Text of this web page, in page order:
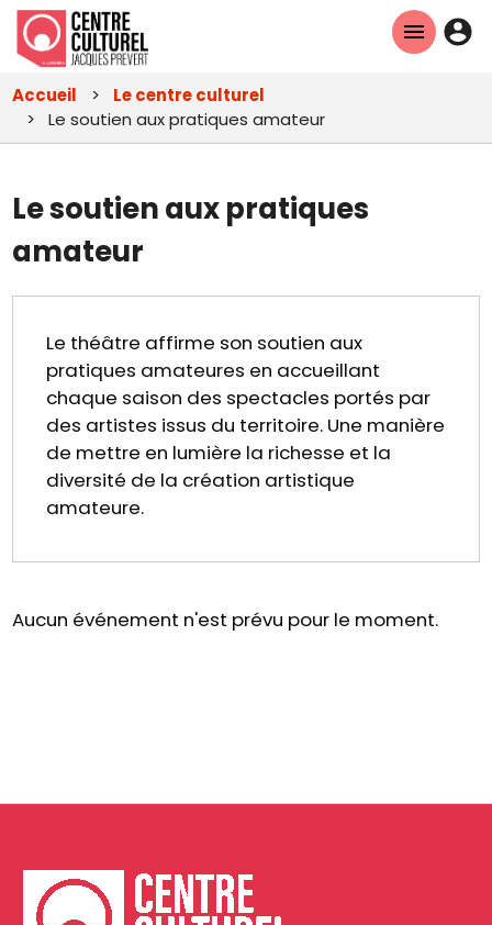
principal
En-
Accueil
Le centre culturel
Le soutien aux pratiques amateur
Le soutien aux pratiques
amateur
Le théâtre affirme son soutien aux
pratiques amateures en accueillant
chaque saison des spectacles portés par
des artistes issus du territoire. Une manière
de mettre en lumière la richesse et la
diversité de la création artistique
amateure.
Aucun événement n'est prévu pour le moment.